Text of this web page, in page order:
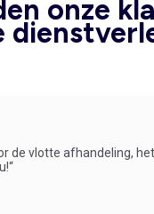
onze
de vlotte afhandeling,